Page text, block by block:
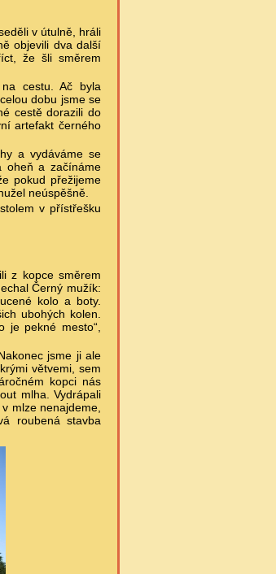
v útulně, hráli
objevili dva další
že šli směrem
cestu. Ač byla
dobu jsme se
cestě dorazili do
artefakt černého
a vydáváme se
oheň a začínáme
pokud přežijeme
neúspěšně.
v přístřešku
z kopce směrem
Černý mužík:
kolo a boty.
ubohých kolen.
pekné mesto“,
jsme ji ale
větvemi, sem
kopci nás
mlha. Vydrápali
mlze nenajdeme,
roubená stavba